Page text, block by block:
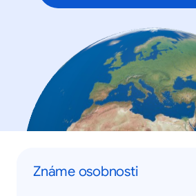
Známe osobnosti